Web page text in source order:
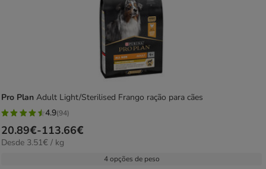
Pro Plan Adult Light/Sterilised Frango ração para cães
4.9
estrelas
com
4.9(94)
Preço
de
20.89€-113.66€
3.51€
Desde 3.51€ / kg
4 opções de peso